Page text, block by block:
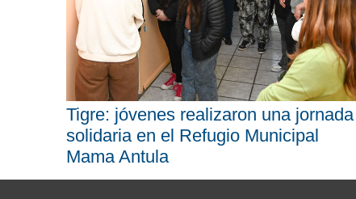
Tigre: jóvenes realizaron una jornada
solidaria en el Refugio Municipal
Mama Antula